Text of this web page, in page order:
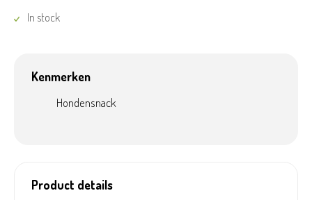
In stock
Kenmerken
Hondensnack
Product details